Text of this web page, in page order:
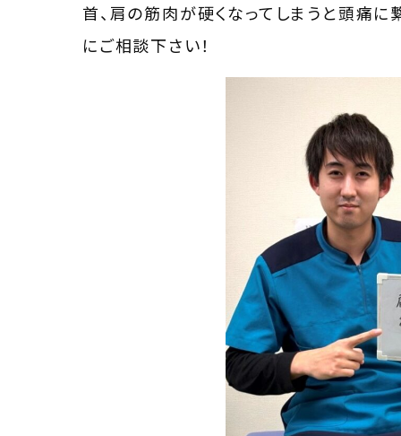
首、肩の筋肉が硬くなってしまうと頭痛
にご相談下さい！